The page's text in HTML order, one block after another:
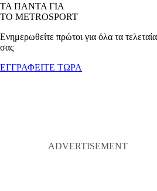
ΤΑ ΠΑΝΤΑ ΓΙΑ
ΤΟ METROSPORT
Ενημερωθείτε πρώτοι για όλα τα
σας
ΕΓΓΡΑΦΕΙΤΕ ΤΩΡΑ